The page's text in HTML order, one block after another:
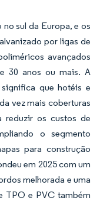
sul da Europa, e os
por ligas de
avançados
30 anos ou mais. A
que hotéis e
vez mais coberturas
reduzir os custos de
o segmento
para construção
em 2025 com um
melhorada e uma
TPO e PVC também